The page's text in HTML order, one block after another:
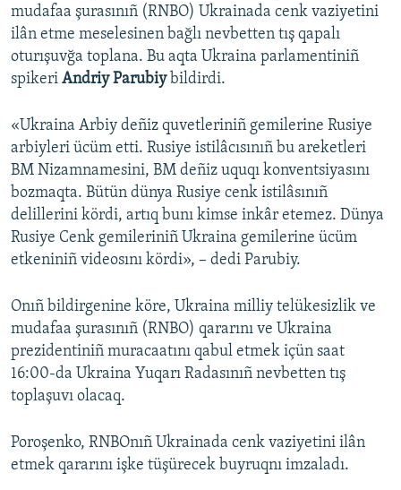
mudafaa şurasınıñ (RNBO) Ukrainada cenk vaziyetini
ilân etme meselesinen bağlı nevbetten tış qapalı
oturışuvğa toplana. Bu aqta Ukraina parlamentiniñ
spikeri Andriy Parubiy bildirdi.
«Ukraina Arbiy deñiz quvetleriniñ gemilerine Rusiye
arbiyleri ücüm etti. Rusiye istilâcısınıñ bu areketleri
BM Nizamnamesini, BM deñiz uquqı konventsiyasını
bozmaqta. Bütün dünya Rusiye cenk istilâsınıñ
delillerini kördi, artıq bunı kimse inkâr etemez. Dünya
Rusiye Cenk gemileriniñ Ukraina gemilerine ücüm
etkeniniñ videosını kördi», – dedi Parubiy.
Onıñ bildirgenine köre, Ukraina milliy telükesizlik ve
mudafaa şurasınıñ (RNBO) qararını ve Ukraina
prezidentiniñ muracaatını qabul etmek içün saat
16:00-da Ukraina Yuqarı Radasınıñ nevbetten tış
toplaşuvı olacaq.
Poroşenko, RNBOnıñ Ukrainada cenk vaziyetini ilân
etmek qararını işke tüşürecek buyruqnı imzaladı.